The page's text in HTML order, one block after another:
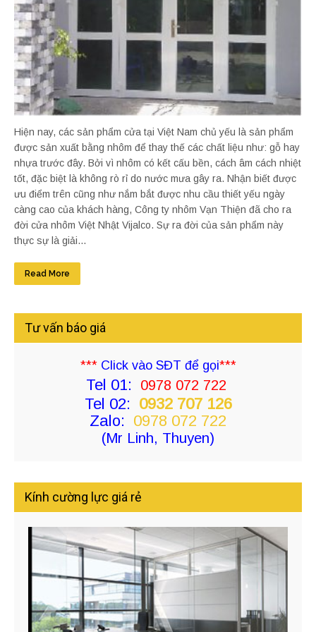
Hiện nay, các sản phẩm cửa tại Việt Nam chủ yếu là sản phẩm
được sản xuất bằng nhôm để thay thế các chất liệu như: gỗ hay
nhựa trước đây. Bởi vì nhôm có kết cấu bền, cách âm cách nhiệt
tốt, đặc biệt là không rò rỉ do nước mưa gây ra. Nhận biết được
ưu điểm trên cũng như nắm bắt được nhu cầu thiết yếu ngày
càng cao của khách hàng, Công ty nhôm Vạn Thiện đã cho ra
đời cửa nhôm Việt Nhật Vijalco. Sự ra đời của sản phẩm này
thực sự là giải...
Read More
Tư vấn báo giá
***Click vào SĐT để gọi***
Tel 01: 0978 072 722
Tel 02: 0932 707 126
Zalo: 0978 072 722
(Mr Linh, Thuyen)
Kính cường lực giá rẻ